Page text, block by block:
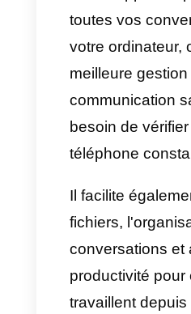
Bureau
iOS », selon
Cliquez
et
Ouvrez le
avez
Démarrer ».
Dans